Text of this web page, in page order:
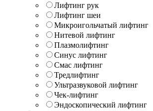
Лифтинг рук
Лифтинг шеи
Микроигольчатый лифтинг
Нитевой лифтинг
Плазмолифтинг
Синус лифтинг
Смас лифтинг
Тредлифтинг
Ультразвуковой лифтинг
Чек-лифтинг
Эндоскопический лифтинг